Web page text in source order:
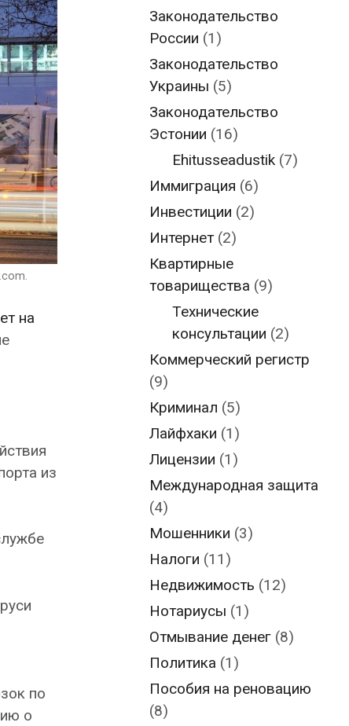
на
из
по
о
Законодательство
России (1)
Законодательство
Украины (5)
Законодательство
Эстонии (16)
Ehitusseadustik(7)
Иммиграция (6)
Инвестиции (2)
Интернет (2)
Квартирные
товарищества (9)
Технические
консультации (2)
Коммерческий регистр
(9)
Криминал (5)
Лайфхаки (1)
Лицензии (1)
Международная защита
(4)
Мошенники (3)
Налоги (11)
Недвижимость (12)
Нотариусы (1)
Отмывание денег (8)
Политика (1)
Пособия на реновацию
(8)